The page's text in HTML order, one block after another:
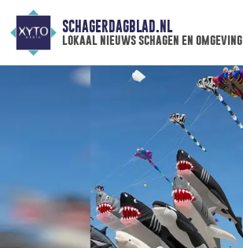
SCHAGERDAGBLAD.NL
lokaal nieuws schagen en omgeving